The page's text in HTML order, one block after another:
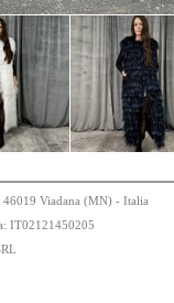
Viadana (MN) - Italia
IT02121450205